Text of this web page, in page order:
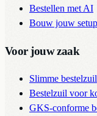
Bestellen met AI
Bouw jouw setup
Voor jouw zaak
Slimme bestelzuil
Bestelzuil voor
GKS-conforme